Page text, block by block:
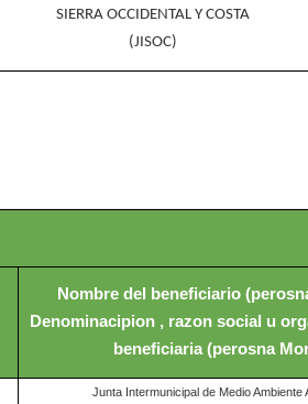
SIERRA OCCIDENTAL Y COSTA
(JISOC)
Nombre del beneficiario
Denominacipion , razon social u
beneficiaria (perosna
Junta Intermunicipal de Medio Ambiente